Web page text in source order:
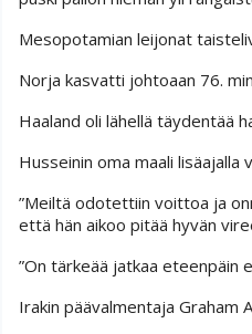
Mesopotamian leijonat
Norja kasvatti johtoaan 76.
Haaland oli lähellä täydentää
Husseinin oma maali
”Meiltä odotettiin voittoa ja
että hän aikoo pitää hyvän
”On tärkeää jatkaa eteenpäin
Irakin päävalmentaja Graham